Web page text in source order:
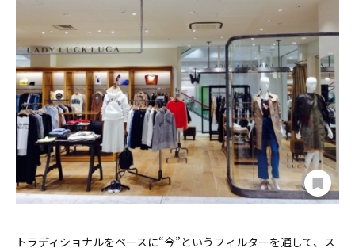
トラディショナルをベースに“今”というフィルターを通して、ス